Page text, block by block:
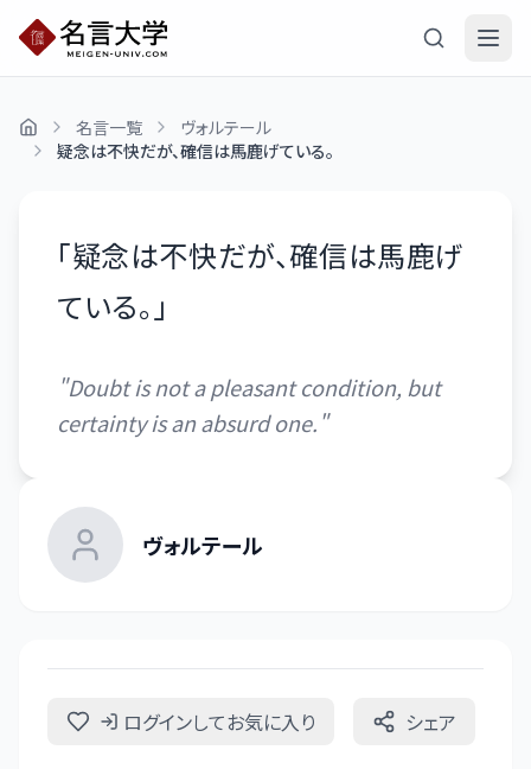
名言一覧
ヴォルテール
疑念は不快だが、確信は馬鹿げている。
「疑念は不快だが、確信は馬鹿げ
ている。 」
"Doubt is not a pleasant condition, but
certainty is an absurd one."
ヴォルテール
ログインしてお気に入り シェア